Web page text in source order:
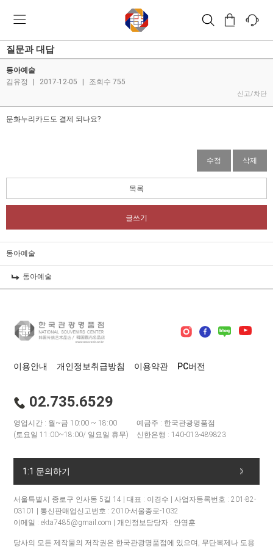
질문과 대답
동아예술
김유정
2017-12-05 조회수 755
신고/차단
문화누리카드도 결제 되나요?
수정 삭제
목록
글쓰기
동아예술
동아예술
이용안내 개인정보취급방침 이용약관 PC버전
02.735.6529
영업시간 : 월~금 10:00 ~ 18:00
(토요일 11:00~18:00/ 일요일 휴무)
예금주 : 한국관광명품점
신한은행 : 140-013-489823
1:1 문의하기
서울특별시 종로구 인사동 5길 14 | 대표 : 이경수 | 사업자등록번호 : 201-82-
03101 | 통신판매업신고번호 : 2010-서울종로-1032
이메일 : ekta7485@gmail.com | 개인정보담당자 : 안영훈
당사의 모든 제작물의 저작권은 한국관광명품점에 있으며, 무단복제나 도용